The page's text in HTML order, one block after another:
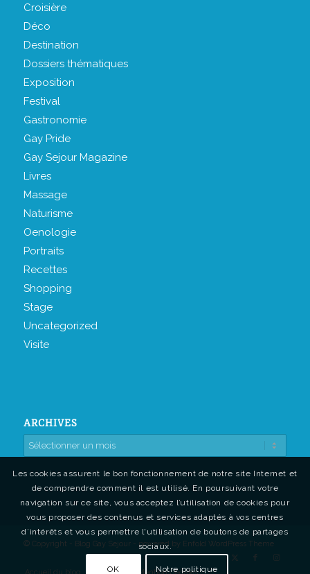
Croisière
Déco
Destination
Dossiers thématiques
Exposition
Festival
Gastronomie
Gay Pride
Gay Sejour Magazine
Livres
Massage
Naturisme
Oenologie
Portraits
Recettes
Shopping
Stage
Uncategorized
Visite
ARCHIVES
© Copyright - Blog Gay Sejour - powered by Enfold WordPress Theme
Les cookies assurent le bon fonctionnement de notre site Internet et
de comprendre comment il est utilisé. En poursuivant votre
navigation sur ce site, vous acceptez l’utilisation de cookies pour
vous proposer des contenus et services adaptés à vos centres
d’intérêts et vous permettre l'utilisation de boutons de partages
sociaux.
OK Notre politique